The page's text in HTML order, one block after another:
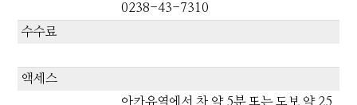
0238-43-7310
수수료
액세스
아카유역에서 차 약 5분 또는 도보 약 25